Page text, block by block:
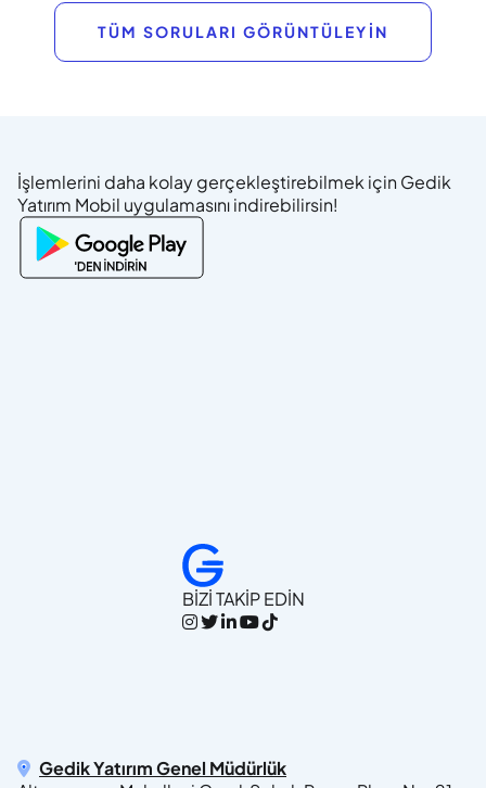
TÜM SORULARI GÖRÜNTÜLEYİN
BİZİ TAKİP EDİN
İşlemlerini daha kolay gerçekleştirebilmek için Gedik
Yatırım Mobil uygulamasını indirebilirsin!
Gedik Yatırım Genel Müdürlük